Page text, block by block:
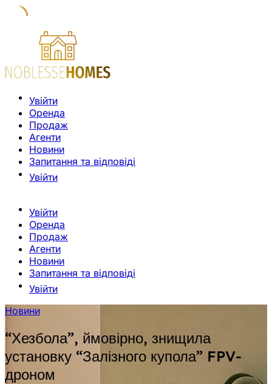
Увійти
Оренда
Продаж
Агенти
Новини
Запитання та відповіді
Увійти
Увійти
Оренда
Продаж
Агенти
Новини
Запитання та відповіді
Увійти
Новини
“Хезбола”, ймовірно, знищила
установку “Залізного купола” FPV-
дроном